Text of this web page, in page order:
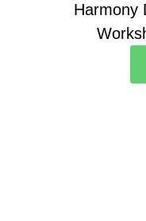
Harmony